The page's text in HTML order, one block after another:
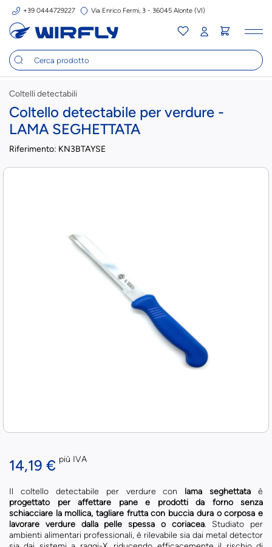
+39 0444729227 Via Enrico Fermi, 3 - 36045 Alonte (VI)
Coltelli detectabili
Coltello detectabile per verdure -
LAMA SEGHETTATA
Riferimento: KN3BTAYSE
14,19 € più IVA
Il coltello detectabile per verdure con lama seghettata è
progettato per affettare pane e prodotti da forno senza
schiacciare la mollica, tagliare frutta con buccia dura o corposa e
lavorare verdure dalla pelle spessa o coriacea. Studiato per
ambienti alimentari professionali, è rilevabile sia dai metal detector